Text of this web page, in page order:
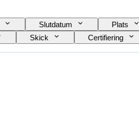
Slutdatum Plats
Skick Certifiering